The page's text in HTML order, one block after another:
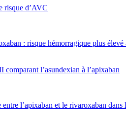
risque d’AVC
: risque hémorragique plus
comparant l’asundexian à l’apixaban
l’apixaban et le rivaroxaban